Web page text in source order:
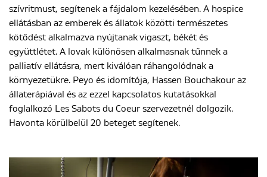
szívritmust, segítenek a fájdalom kezelésében. A hospice
ellátásban az emberek és állatok közötti természetes
kötődést alkalmazva nyújtanak vigaszt, békét és
együttlétet. A lovak különösen alkalmasnak tűnnek a
palliatív ellátásra, mert kiválóan ráhangolódnak a
környezetükre. Peyo és idomítója, Hassen Bouchakour az
állaterápiával és az ezzel kapcsolatos kutatásokkal
foglalkozó Les Sabots du Coeur szervezetnél dolgozik.
Havonta körülbelül 20 beteget segítenek.